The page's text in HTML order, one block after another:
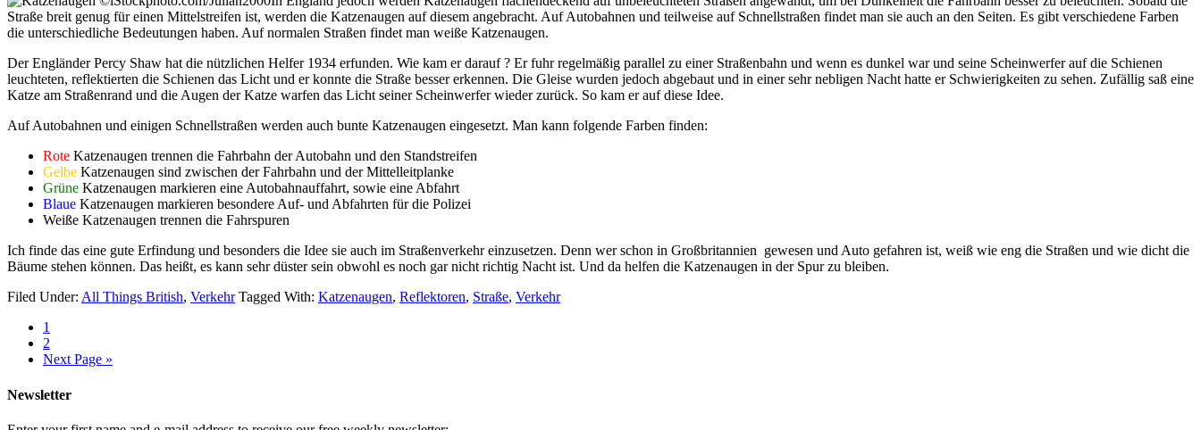
Straße breit genug für einen Mittelstreifen ist, werden die Katzenaugen auf diesem angebracht. Auf Autobahnen und teilweise auf Schnellstraßen findet man sie auch an den Seiten. Es gibt verschiedene Farben
die unterschiedliche Bedeutungen haben. Auf normalen Straßen findet man weiße Katzenaugen.
Der Engländer Percy Shaw hat die nützlichen Helfer 1934 erfunden. Wie kam er darauf ? Er fuhr regelmäßig parallel zu einer Straßenbahn und wenn es dunkel war und seine Scheinwerfer auf die Schienen
leuchteten, reflektierten die Schienen das Licht und er konnte die Straße besser erkennen. Die Gleise wurden jedoch abgebaut und in einer sehr nebligen Nacht hatte er Schwierigkeiten zu sehen. Zufällig saß eine
Katze am Straßenrand und die Augen der Katze warfen das Licht seiner Scheinwerfer wieder zurück. So kam er auf diese Idee.
Auf Autobahnen und einigen Schnellstraßen werden auch bunte Katzenaugen eingesetzt. Man kann folgende Farben finden:
Rote Katzenaugen trennen die Fahrbahn der Autobahn und den Standstreifen
Gelbe Katzenaugen sind zwischen der Fahrbahn und der Mittelleitplanke
Grüne Katzenaugen markieren eine Autobahnauffahrt, sowie eine Abfahrt
Blaue Katzenaugen markieren besondere Auf- und Abfahrten für die Polizei
Weiße Katzenaugen trennen die Fahrspuren
Ich finde das eine gute Erfindung und besonders die Idee sie auch im Straßenverkehr einzusetzen. Denn wer schon in Großbritannien gewesen und Auto gefahren ist, weiß wie eng die Straßen und wie dicht die
Bäume stehen können. Das heißt, es kann sehr düster sein obwohl es noch gar nicht richtig Nacht ist. Und da helfen die Katzenaugen in der Spur zu bleiben.
Filed Under: All Things British, Verkehr Tagged With: Katzenaugen, Reflektoren, Straße, Verkehr
1
2
Next Page »
Newsletter